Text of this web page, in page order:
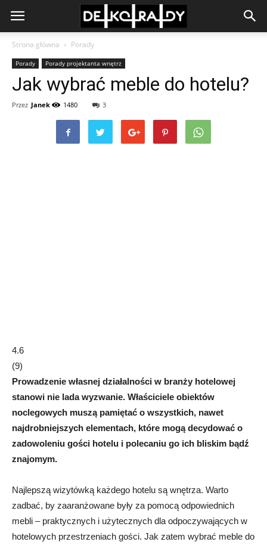
Strona główna Porady
Porady Porady projektanta wnętrz
Jak wybrać meble do hotelu?
Przez Janek 1480 3
4.6
(9)
Prowadzenie własnej działalności w branży hotelowej
stanowi nie lada wyzwanie. Właściciele obiektów
noclegowych muszą pamiętać o wszystkich, nawet
najdrobniejszych elementach, które mogą decydować o
zadowoleniu gości hotelu i polecaniu go ich bliskim bądź
znajomym.
Najlepszą wizytówką każdego hotelu są wnętrza. Warto
zadbać, by zaaranżowane były za pomocą odpowiednich
mebli – praktycznych i użytecznych dla odpoczywających w
hotelowych przestrzeniach gości. Jak zatem wybrać meble do